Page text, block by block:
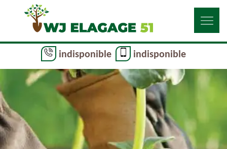
indisponible indisponible